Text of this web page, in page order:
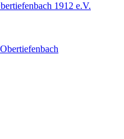
1912 e.V.